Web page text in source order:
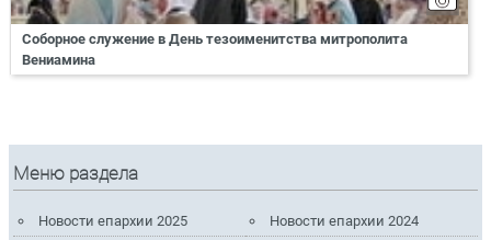
Соборное служение в День тезоименитства митрополита
Вениамина
Меню раздела
Новости епархии 2025
Новости епархии 2024